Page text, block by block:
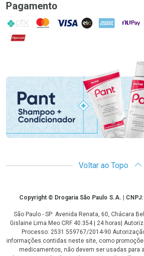
Pagamento
PIX MasterCard
VISA ELO AMEX NuPay
Hipercard
Promoção em Destaque
Voltar ao Topo
CopyrightCopyright © Drogaria São Paulo S.A. |
São Paulo - SP: Avenida Renata, 60, Chácara
Gislaine Lima Meo CRF 40.354 | 24 horas|
Processo: 2531.559767/2014-90
informações contidas neste site, como
medicamentos, não devem ser usadas para